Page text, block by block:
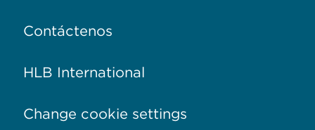
Contáctenos
HLB International
Change cookie settings